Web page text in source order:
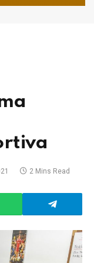
2 Mins Read